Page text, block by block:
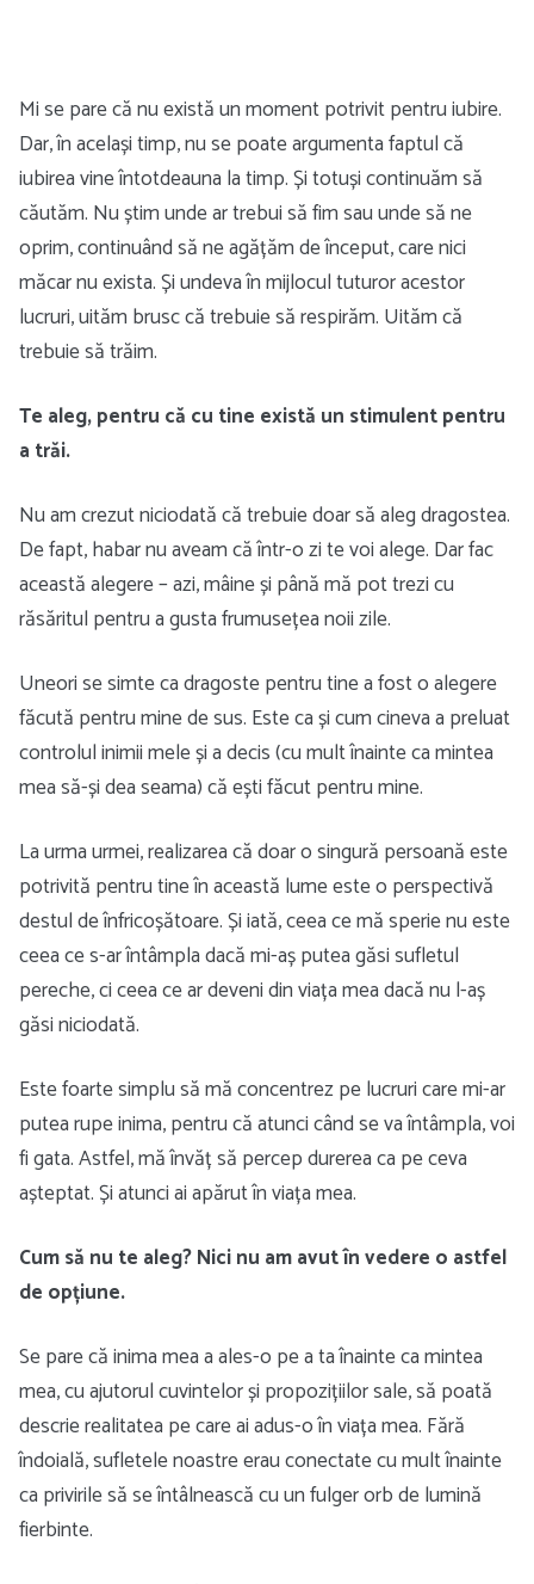
Mi se pare că nu există un moment potrivit pentru iubire.
Dar, în același timp, nu se poate argumenta faptul că
iubirea vine întotdeauna la timp. Și totuși continuăm să
căutăm. Nu știm unde ar trebui să fim sau unde să ne
oprim, continuând să ne agățăm de început, care nici
măcar nu exista. Și undeva în mijlocul tuturor acestor
lucruri, uităm brusc că trebuie să respirăm. Uităm că
trebuie să trăim.
Te aleg, pentru că cu tine există un stimulent pentru
a trăi.
Nu am crezut niciodată că trebuie doar să aleg dragostea.
De fapt, habar nu aveam că într-o zi te voi alege. Dar fac
această alegere – azi, mâine și până mă pot trezi cu
răsăritul pentru a gusta frumusețea noii zile.
Uneori se simte ca dragoste pentru tine a fost o alegere
făcută pentru mine de sus. Este ca și cum cineva a preluat
controlul inimii mele și a decis (cu mult înainte ca mintea
mea să-și dea seama) că ești făcut pentru mine.
La urma urmei, realizarea că doar o singură persoană este
potrivită pentru tine în această lume este o perspectivă
destul de înfricoșătoare. Și iată, ceea ce mă sperie nu este
ceea ce s-ar întâmpla dacă mi-aș putea găsi sufletul
pereche, ci ceea ce ar deveni din viața mea dacă nu l-aș
găsi niciodată.
Este foarte simplu să mă concentrez pe lucruri care mi-ar
putea rupe inima, pentru că atunci când se va întâmpla, voi
fi gata. Astfel, mă învăț să percep durerea ca pe ceva
așteptat. Și atunci ai apărut în viața mea.
Cum să nu te aleg? Nici nu am avut în vedere o astfel
de opțiune.
Se pare că inima mea a ales-o pe a ta înainte ca mintea
mea, cu ajutorul cuvintelor și propozițiilor sale, să poată
descrie realitatea pe care ai adus-o în viața mea. Fără
îndoială, sufletele noastre erau conectate cu mult înainte
ca privirile să se întâlnească cu un fulger orb de lumină
fierbinte.